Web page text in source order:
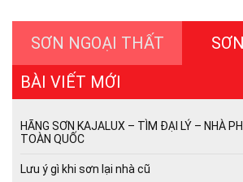
SƠN NGOẠI THẤT
BÀI VIẾT MỚI
HÃNG SƠN KAJALUX – TÌM ĐẠI LÝ – NHÀ
TOÀN QUỐC
Lưu ý gì khi sơn lại nhà cũ